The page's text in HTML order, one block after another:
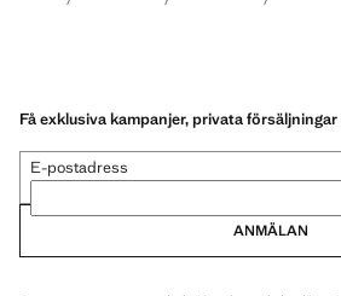
Få exklusiva kampanjer, privata
E-postadress
ANMÄLAN